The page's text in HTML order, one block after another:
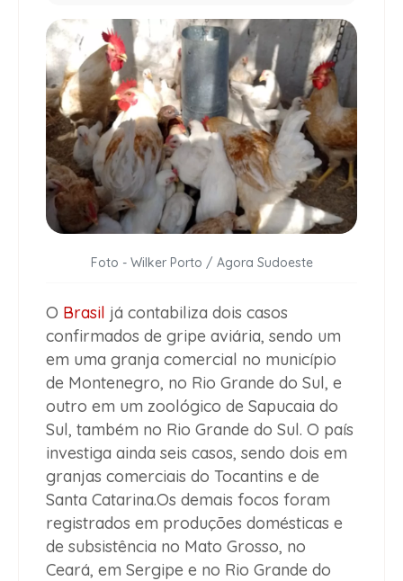
Foto - Wilker Porto / Agora Sudoeste
O Brasil já contabiliza dois casos
confirmados de gripe aviária, sendo um
em uma granja comercial no município
de Montenegro, no Rio Grande do Sul, e
outro em um zoológico de Sapucaia do
Sul, também no Rio Grande do Sul. O país
investiga ainda seis casos, sendo dois em
granjas comerciais do Tocantins e de
Santa Catarina.Os demais focos foram
registrados em produções domésticas e
de subsistência no Mato Grosso, no
Ceará, em Sergipe e no Rio Grande do